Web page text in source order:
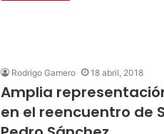
Rodrigo Gamero 18 abril, 2018
Amplia
en el reencuentro de